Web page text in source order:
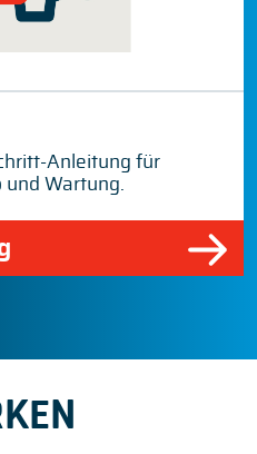
Anleitung für
Wartung.